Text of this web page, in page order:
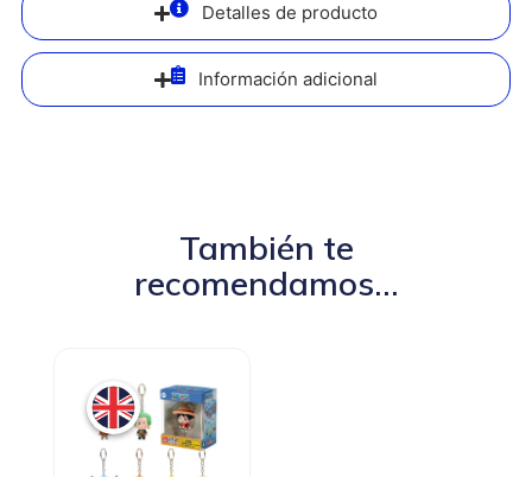
Detalles de producto
Información adicional
También te
recomendamos...